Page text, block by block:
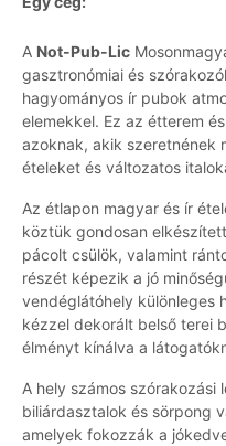
A Not-Pub-Lic
gasztronómiai és
hagyományos ír pubok
elemekkel. Ez az étterem
azoknak, akik szeretnének
ételeket és változatos
Az étlapon magyar és ír
köztük gondosan
pácolt csülök, valamint
részét képezik a jó
vendéglátóhely különleges
kézzel dekorált belső terei
élményt kínálva a
A hely számos szórakozási
biliárdasztalok és sörpong
amelyek fokozzák a